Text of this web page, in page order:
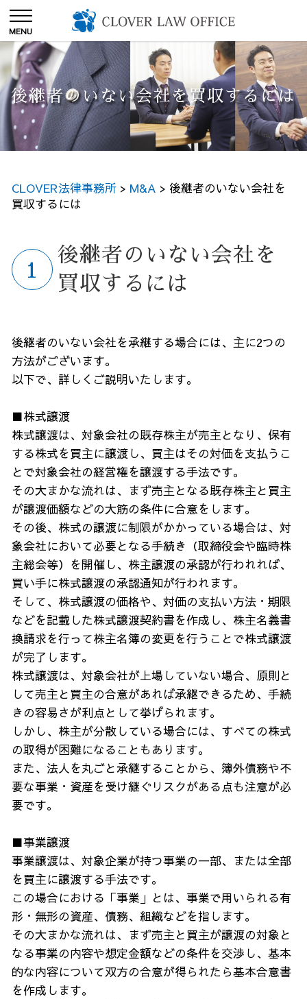
後継者のいない会社を買収するには
CLOVER法律事務所 > M&A > 後継者のいない会社を
買収するには
後継者のいない会社を
買収するには
後継者のいない会社を承継する場合には、主に2つの
方法がございます。
以下で、詳しくご説明いたします。
■株式譲渡
株式譲渡は、対象会社の既存株主が売主となり、保有
する株式を買主に譲渡し、買主はその対価を支払うこ
とで対象会社の経営権を譲渡する手法です。
その大まかな流れは、まず売主となる既存株主と買主
が譲渡価額などの大筋の条件に合意をします。
その後、株式の譲渡に制限がかかっている場合は、対
象会社において必要となる手続き（取締役会や臨時株
主総会等）を開催し、株主譲渡の承認が行われれば、
買い手に株式譲渡の承認通知が行われます。
そして、株式譲渡の価格や、対価の支払い方法・期限
などを記載した株式譲渡契約書を作成し、株主名義書
換請求を行って株主名簿の変更を行うことで株式譲渡
が完了します。
株式譲渡は、対象会社が上場していない場合、原則と
して売主と買主の合意があれば承継できるため、手続
きの容易さが利点として挙げられます。
しかし、株主が分散している場合には、すべての株式
の取得が困難になることもあります。
また、法人を丸ごと承継することから、簿外債務や不
要な事業・資産を受け継ぐリスクがある点も注意が必
要です。
■事業譲渡
事業譲渡は、対象企業が持つ事業の一部、または全部
を買主に譲渡する手法です。
この場合における「事業」とは、事業で用いられる有
形・無形の資産、債務、組織などを指します。
その大まかな流れは、まず売主と買主が譲渡の対象と
なる事業の内容や想定金額などの条件を交渉し、基本
的な内容について双方の合意が得られたら基本合意書
を作成します。